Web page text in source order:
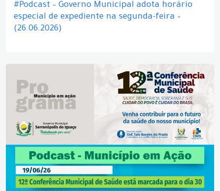
#Podcast – Governo Municipal adota horário
especial de expediente na segunda-feira –
(26.06.2026)